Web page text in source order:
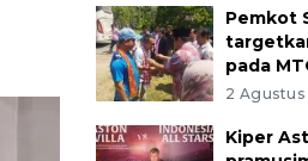
Pemkot
pada
2
Kiper